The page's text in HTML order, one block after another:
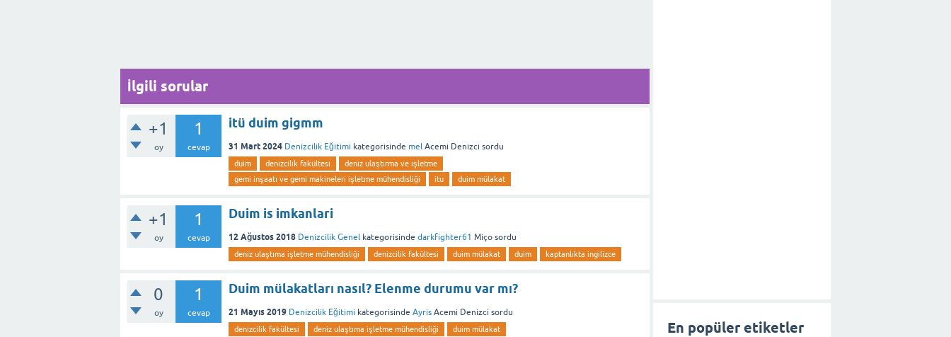
İlgili sorular
+1
oy
1
cevap
itü duim gigmm
31 Mart 2024 Denizcilik Eğitimi kategorisinde mel Acemi Denizci sordu
duim denizcilik fakültesi
deniz ulaştırma ve işletme
gemi inşaatı ve gemi makineleri işletme mühendisliği
itu duim mülakat
+1
oy
1
cevap
Duim is imkanlari
12 Ağustos 2018 Denizcilik Genel kategorisinde darkfighter61 Miço sordu
deniz ulaştıma işletme mühendisliği denizcilik fakültesi duim mülakat duim kaptanlıkta ingilizce
0
oy
1
cevap
Duim mülakatları nasıl? Elenme durumu var mı?
21 Mayıs 2019 Denizcilik Eğitimi kategorisinde Ayris Acemi Denizci sordu
denizcilik fakültesi deniz ulaştıma işletme mühendisliği duim mülakat En popüler etiketler